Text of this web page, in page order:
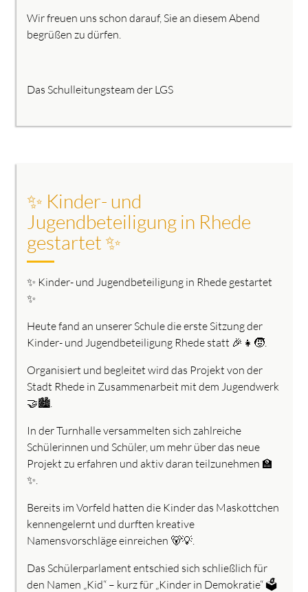
Wir freuen uns schon darauf, Sie an diesem Abend
begrüßen zu dürfen.
Das Schulleitungsteam der LGS
✨ Kinder- und
Jugendbeteiligung in Rhede
gestartet ✨
✨ Kinder- und Jugendbeteiligung in Rhede gestartet
✨
Heute fand an unserer Schule die erste Sitzung der
Kinder- und Jugendbeteiligung Rhede statt 🎉👧🧒.
Organisiert und begleitet wird das Projekt von der
Stadt Rhede in Zusammenarbeit mit dem Jugendwerk
🤝🏙️.
In der Turnhalle versammelten sich zahlreiche
Schülerinnen und Schüler, um mehr über das neue
Projekt zu erfahren und aktiv daran teilzunehmen 🏫
✨.
Bereits im Vorfeld hatten die Kinder das Maskottchen
kennengelernt und durften kreative
Namensvorschläge einreichen 🐻💡.
Das Schülerparlament entschied sich schließlich für
den Namen „Kid“ – kurz für „Kinder in Demokratie“ 🗳️